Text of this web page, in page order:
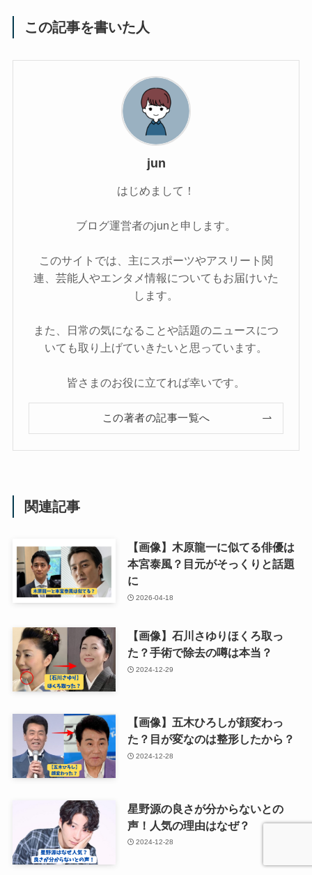
この記事を書いた人
jun
はじめまして！
ブログ運営者のjunと申します。
このサイトでは、主にスポーツやアスリート関
連、芸能人やエンタメ情報についてもお届けいた
します。
また、日常の気になることや話題のニュースにつ
いても取り上げていきたいと思っています。
皆さまのお役に立てれば幸いです。
この著者の記事一覧へ
関連記事
【画像】木原龍一に似てる俳優は
本宮泰風？目元がそっくりと話題
に
2026-04-18
【画像】石川さゆりほくろ取っ
た？手術で除去の噂は本当？
2024-12-29
【画像】五木ひろしが顔変わっ
た？目が変なのは整形したから？
2024-12-28
星野源の良さが分からないとの
声！人気の理由はなぜ？
2024-12-28